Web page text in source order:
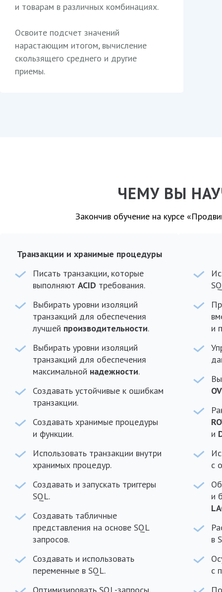
и товарам в различных комбинациях.
Освоите подсчет значений
нарастающим итогом, вычисление
скользящего среднего и другие
приемы.
ЧЕМУ ВЫ
Закончив обучение на курсе
Транзакции и хранимые процедуры
Писать транзакции, которые
выполняют ACID требования.
Выбирать уровни изоляций
транзакций для обеспечения
лучшей производительности.
Выбирать уровни изоляций
транзакций для обеспечения
максимальной надежности.
Создавать устойчивые к ошибкам
транзакции.
Создавать хранимые процедуры
и функции.
Использовать транзакции внутри
хранимых процедур.
Создавать и запускать триггеры
SQL.
Создавать табличные
представления на основе SQL
запросов.
Создавать и использовать
переменные в SQL.
Оптимизировать SQL-запросы.
и
и
с
и
в
с